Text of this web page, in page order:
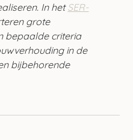
In het SER-
grote
bepaalde criteria
in de
bijbehorende